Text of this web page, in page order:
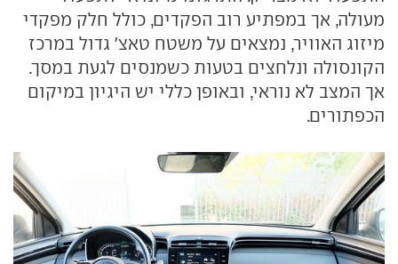
מעולה, אך במפתיע רוב הפקדים, כולל חלק מפקדי
מיזוג האוויר, נמצאים על משטח טאצ' גדול במרכז
הקונסולה ונלחצים בטעות כשמנסים לגעת במסך.
אך המצב לא נוראי, ובאופן כללי יש היגיון במיקום
הכפתורים.